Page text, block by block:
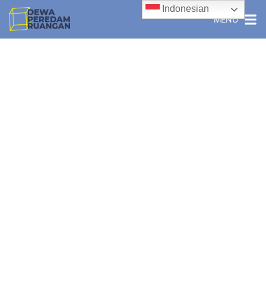
MENU
Indonesian